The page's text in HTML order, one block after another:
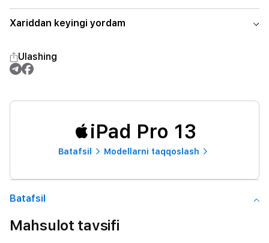
Xariddan keyingi yordam
Ulashing
iPad Pro 13
Batafsil Modellarni taqqoslash
Batafsil
Mahsulot tavsifi